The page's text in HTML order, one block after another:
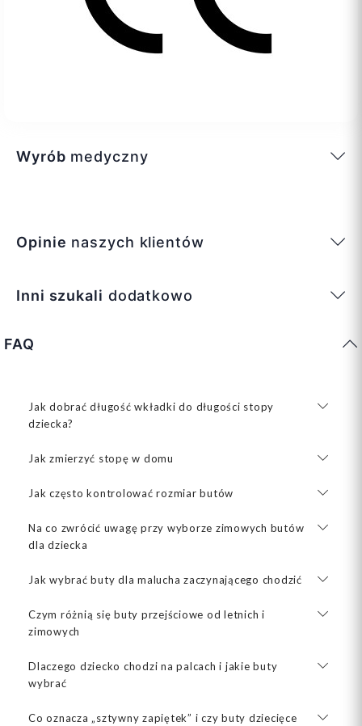
Wyrób medyczny
Opinie naszych klientów
Inni szukali dodatkowo
FAQ
Jak dobrać długość wkładki do długości stopy
dziecka?
Jak zmierzyć stopę w domu
Jak często kontrolować rozmiar butów
Na co zwrócić uwagę przy wyborze zimowych butów
dla dziecka
Jak wybrać buty dla malucha zaczynającego chodzić
Czym różnią się buty przejściowe od letnich i
zimowych
Dlaczego dziecko chodzi na palcach i jakie buty
wybrać
Co oznacza „sztywny zapiętek” i czy buty dziecięce